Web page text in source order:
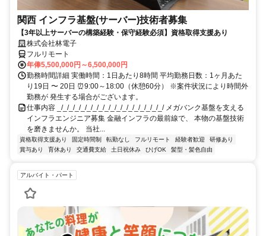
関西 インフラ基盤(サーバー)技術者募集
【3年以上サーバーの構築経験・保守経験必須】資格取得支援あり
株式会社林電子
フルリモート
年俸5,500,000円～6,500,000円
勤務時間詳細 実働時間：1日あたり8時間 平均勤務日数：1ヶ月あた
り19日 〜 20日 ⏰9:00～18:00（休憩60分） ※案件状況により時間外
勤務が 発生する場合がございます。
仕事内容 _/_/_/_/_/_/_/_/_/_/_/_/_/_/_/_/_/_/ メガバンク基盤を支える
インフラエンジニア募集 金融インフラの最前線で、 本物の基盤技術
を磨きませんか。 当社...
資格取得支援あり 固定時間制 転勤なし フルリモート 経験者歓迎
研修あり
賞与あり
育休あり 交通費支給 土日祝休み ひげOK 髪型・髪色自由
アルバイト・パート